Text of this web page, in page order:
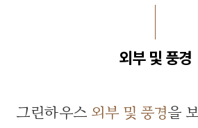
외부 및 풍경
그린하우스 외부 및 풍경을